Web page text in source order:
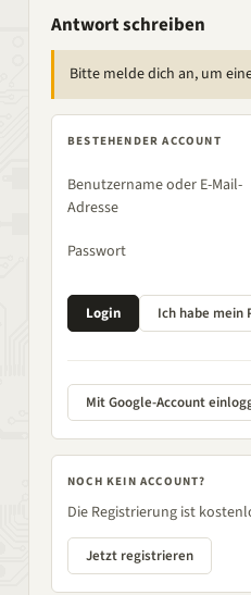
Antwort schreiben
Bitte melde dich an, um
BESTEHENDER ACCOUNT
Benutzername oder E-Mail-
Adresse
Passwort
Mit Google-Account
NOCH KEIN ACCOUNT?
Die Registrierung ist
Jetzt registrieren